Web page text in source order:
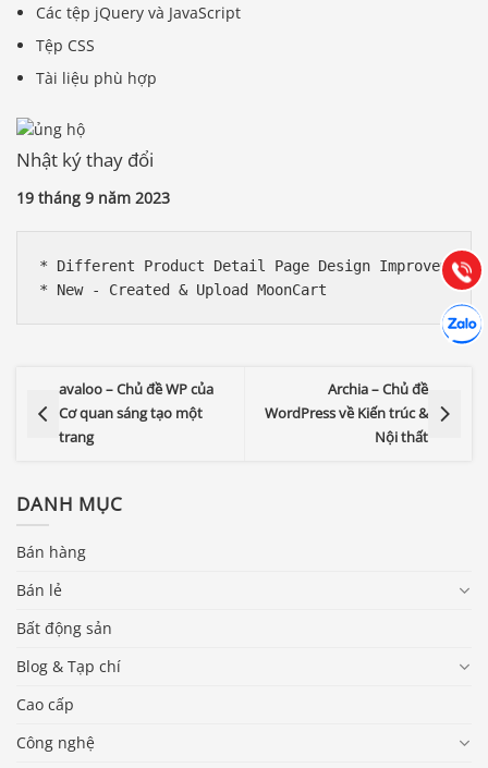
Các tệp jQuery và JavaScript
Tệp CSS
Tài liệu phù hợp
Nhật ký thay đổi
19 tháng 9 năm 2023
* Different Product Detail Page Design Improvements
avaloo – Chủ đề WP của
Cơ quan sáng tạo một
trang
Archia – Chủ đề
WordPress về Kiến trúc &
Nội thất
DANH MỤC
Bán hàng
Bán lẻ
Bất động sản
Blog & Tạp chí
Cao cấp
Công nghệ
Gọi
(028) 22.166.144
Chát
Tư vấn